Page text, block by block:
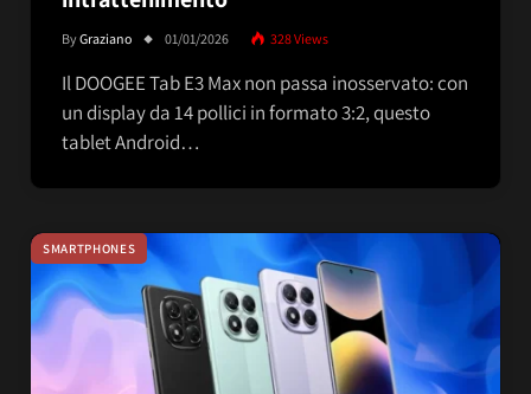
ByGraziano 01/01/2026 328Views
Il DOOGEE Tab E3 Max non passa inosservato: con
un display da 14 pollici in formato 3:2, questo
tablet Android…
SMARTPHONES